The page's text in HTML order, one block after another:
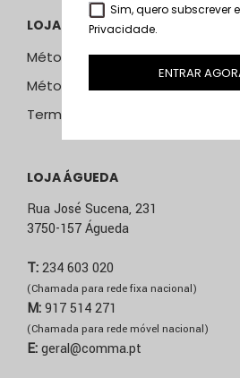
LOJA ONLINE
Métodos e Custos de Envio
Métodos de Pagamento
Termos & Condições
LOJA ÁGUEDA
Rua José Sucena, 231
3750-157 Águeda
T:234 603 020
(Chamada para rede fixa nacional)
M:917 514 271
(Chamada para rede móvel nacional)
E:geral@comma.pt
Sim, quero subscrever
Privacidade.
ENTRAR